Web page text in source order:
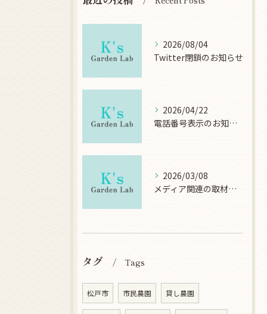
2026/08/04
Twitter閉鎖のお知らせ
2026/04/22
電話番号表示のお知らせ
2026/03/08
メディア関連の取材について
タグ Tags
松戸市 市民農園 貸し農園